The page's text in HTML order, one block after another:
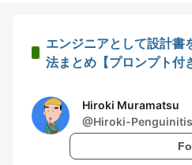
エンジニアとして設計書
法まとめ【プロンプト付
Hiroki Muramatsu
@Hiroki-